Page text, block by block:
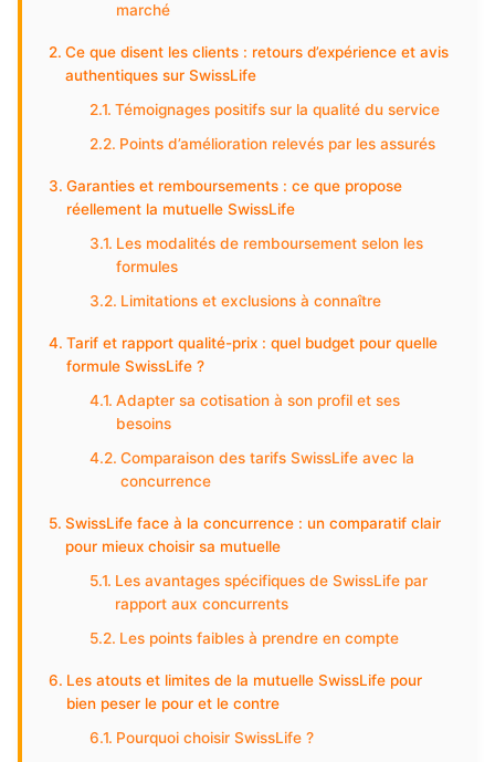
marché
Ce que disent les clients : retours d’expérience et avis
authentiques sur SwissLife
Témoignages positifs sur la qualité du service
Points d’amélioration relevés par les assurés
Garanties et remboursements : ce que propose
réellement la mutuelle SwissLife
Les modalités de remboursement selon les
formules
Limitations et exclusions à connaître
Tarif et rapport qualité-prix : quel budget pour quelle
formule SwissLife ?
Adapter sa cotisation à son profil et ses
besoins
Comparaison des tarifs SwissLife avec la
concurrence
SwissLife face à la concurrence : un comparatif clair
pour mieux choisir sa mutuelle
Les avantages spécifiques de SwissLife par
rapport aux concurrents
Les points faibles à prendre en compte
Les atouts et limites de la mutuelle SwissLife pour
bien peser le pour et le contre
Pourquoi choisir SwissLife ?